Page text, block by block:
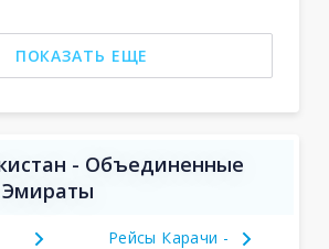
ПОКАЗАТЬ ЕЩЕ
- Объединенные
Рейсы Карачи -